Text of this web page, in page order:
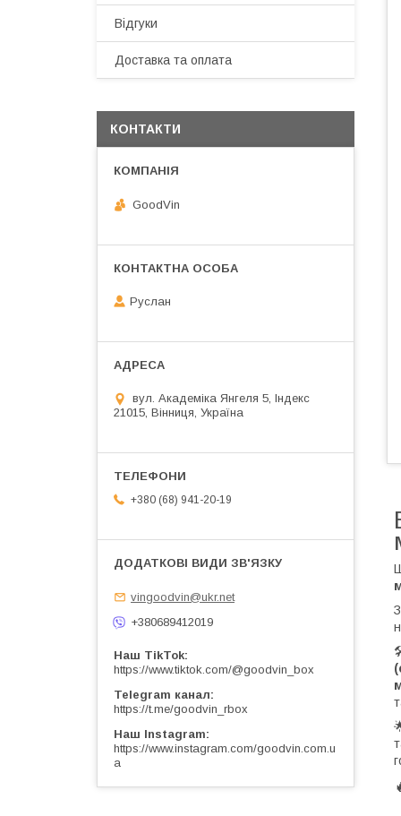
Відгуки
Доставка та оплата
КОНТАКТИ
GoodVin
Руслан
вул. Академіка Янгеля 5, Індекс
21015, Вінниця, Україна
+380 (68) 941-20-19
vingoodvin@ukr.net
+380689412019
Наш TikTok
https://www.tiktok.com/@goodvin_box
Telegram канал
https://t.me/goodvin_rbox
Наш Instagram
https://www.instagram.com/goodvin.com.u
a